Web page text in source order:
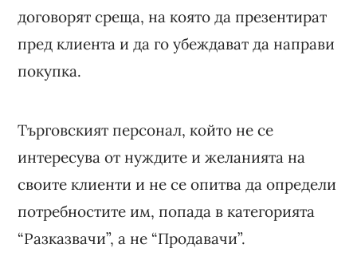
договорят среща, на която да презентират
пред клиента и да го убеждават да направи
покупка.
Търговският персонал, който не се
интересува от нуждите и желанията на
своите клиенти и не се опитва да определи
потребностите им, попада в категорията
“Разказвачи”, а не “Продавачи”.